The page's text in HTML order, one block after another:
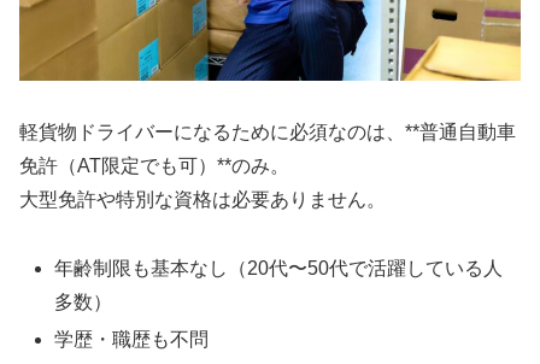
軽貨物ドライバーになるために必須なのは、**普通自動車
免許（AT限定でも可）**のみ。
大型免許や特別な資格は必要ありません。
年齢制限も基本なし（20代〜50代で活躍している人
多数）
学歴・職歴も不問